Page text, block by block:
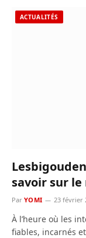
ACTUALITÉS
savoir sur
Par YOMI 23 février
À l’heure où les
fiables, incarnés